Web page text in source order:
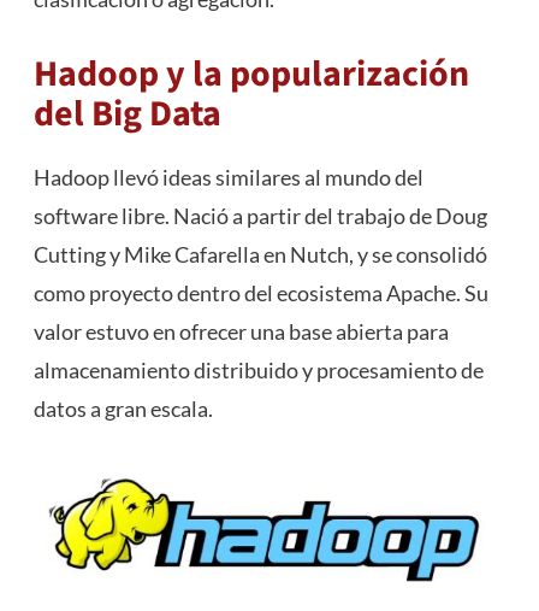
Hadoop y la popularización
del Big Data
Hadoop llevó ideas similares al mundo del
software libre. Nació a partir del trabajo de Doug
Cutting y Mike Cafarella en Nutch, y se consolidó
como proyecto dentro del ecosistema Apache. Su
valor estuvo en ofrecer una base abierta para
almacenamiento distribuido y procesamiento de
datos a gran escala.